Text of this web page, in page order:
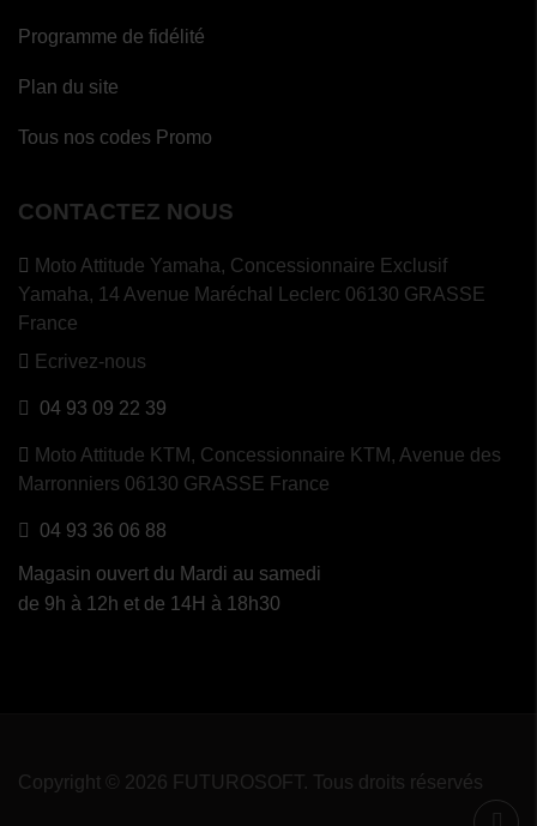
Programme de fidélité
Plan du site
Tous nos codes Promo
CONTACTEZ NOUS
Moto Attitude Yamaha, Concessionnaire Exclusif
Yamaha, 14 Avenue Maréchal Leclerc 06130 GRASSE
France
Ecrivez-nous
04 93 09 22 39
Moto Attitude KTM, Concessionnaire KTM, Avenue des
Marronniers 06130 GRASSE France
04 93 36 06 88
Magasin ouvert du Mardi au samedi
de 9h à 12h et de 14H à 18h30
Copyright © 2026 FUTUROSOFT. Tous droits réservés